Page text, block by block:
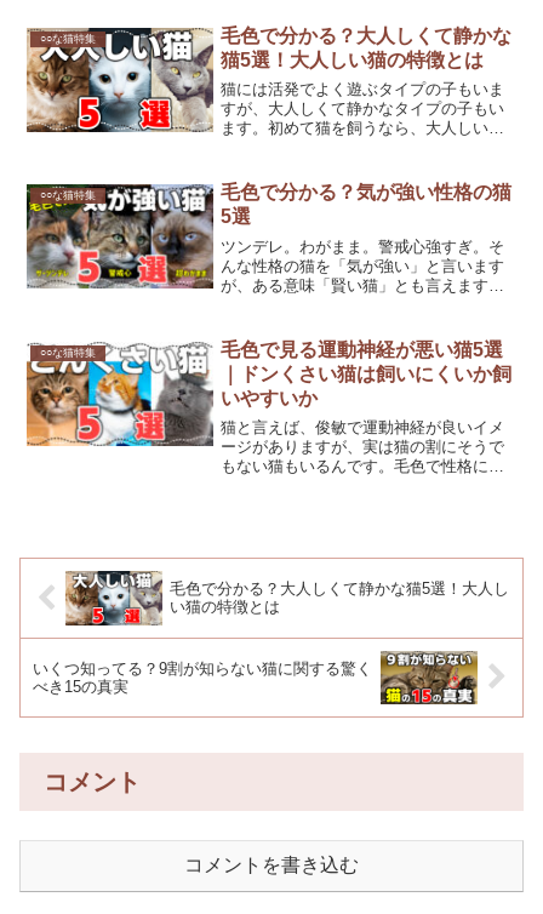
紹介します！あなたの猫は一体どんなパ
ワーを持っているのでしょ...
○○な猫特集
毛色で分かる？大人しくて静かな
猫5選！大人しい猫の特徴とは
猫には活発でよく遊ぶタイプの子もいま
すが、大人しくて静かなタイプの子もい
ます。初めて猫を飼うなら、大人しい猫
や、大人しい傾向がある猫の毛色をご紹
介します。大人しい猫の特...
○○な猫特集
毛色で分かる？気が強い性格の猫
5選
ツンデレ。わがまま。警戒心強すぎ。そ
んな性格の猫を「気が強い」と言います
が、ある意味「賢い猫」とも言えます。
猫とはどんな猫でしょうか？気が強い猫5
選①麦わら猫麦わら猫と...
○○な猫特集
毛色で見る運動神経が悪い猫5選
｜ドンくさい猫は飼いにくいか飼
いやすいか
猫と言えば、俊敏で運動神経が良いイメ
ージがありますが、実は猫の割にそうで
もない猫もいるんです。毛色で性格に傾
毛色で分かる？大人しくて静かな猫5選！大人し
い猫の特徴とは
いくつ知ってる？9割が知らない猫に関する驚く
べき15の真実
コメント
コメントを書き込む